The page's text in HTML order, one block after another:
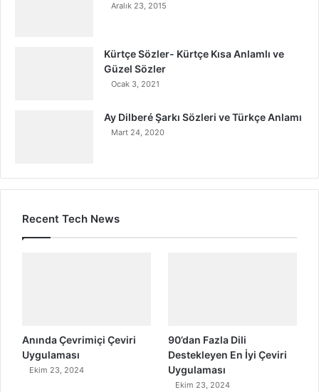
Aralık 23, 2015
Kürtçe Sözler- Kürtçe Kısa Anlamlı ve
Güzel Sözler
Ocak 3, 2021
Ay Dilberé Şarkı Sözleri ve Türkçe Anlamı
Mart 24, 2020
Recent Tech News
Anında Çevrimiçi Çeviri
Uygulaması
Ekim 23, 2024
90’dan Fazla Dili
Destekleyen En İyi Çeviri
Uygulaması
Ekim 23, 2024